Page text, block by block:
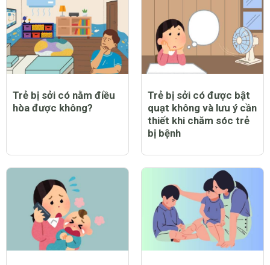
Trẻ bị sởi có nằm điều
hòa được không?
Trẻ bị sởi có được bật
quạt không và lưu ý cần
thiết khi chăm sóc trẻ
bị bệnh